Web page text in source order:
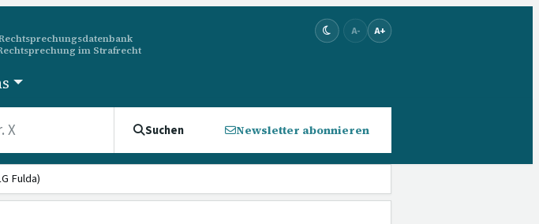
im Strafrecht
A- A+
Suchen Newsletter abonnieren
Fulda)